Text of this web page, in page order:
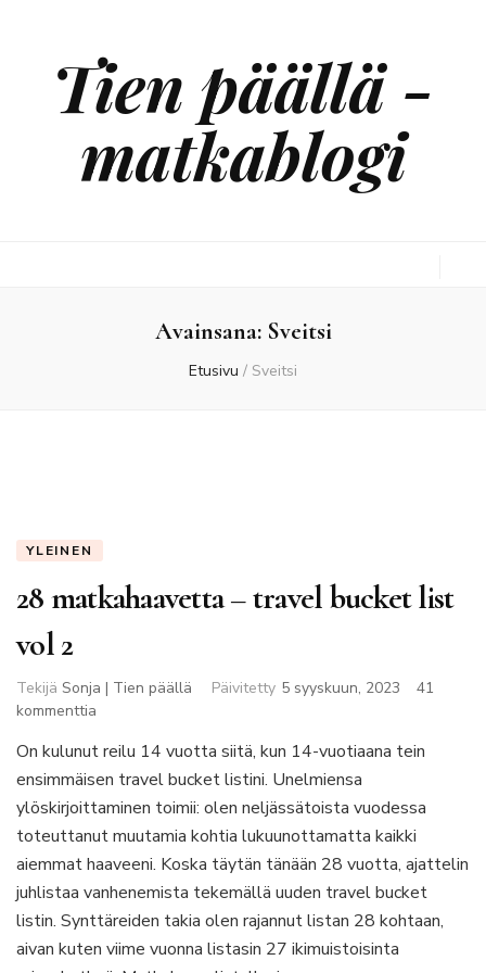
Tien päällä -
matkablogi
Avainsana: Sveitsi
Etusivu / Sveitsi
YLEINEN
28 matkahaavetta – travel bucket list
vol 2
Tekijä Sonja | Tien päällä Päivitetty 5 syyskuun, 2023
41
kommenttia
matkahaavetta
–
travel
list
vol
2
On kulunut reilu 14 vuotta siitä, kun 14-vuotiaana tein
ensimmäisen travel bucket listini. Unelmiensa
ylöskirjoittaminen toimii: olen neljässätoista vuodessa
toteuttanut muutamia kohtia lukuunottamatta kaikki
aiemmat haaveeni. Koska täytän tänään 28 vuotta, ajattelin
juhlistaa vanhenemista tekemällä uuden travel bucket
listin. Synttäreiden takia olen rajannut listan 28 kohtaan,
aivan kuten viime vuonna listasin 27 ikimuistoisinta